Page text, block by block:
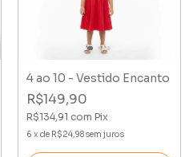
4 ao 10 - Vestido Encanto
R$149,90
R$134,91 com Pix
6 x de R$24,98sem juros